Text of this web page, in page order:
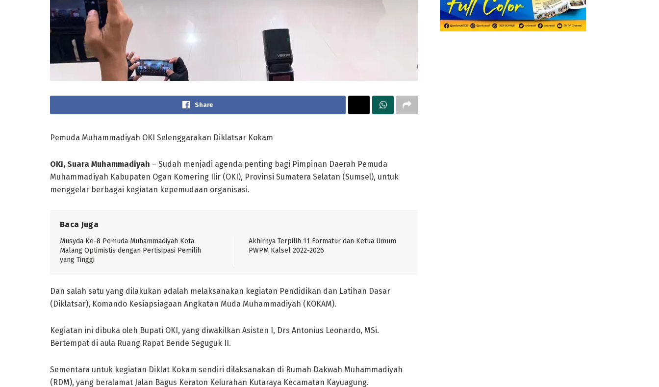
Share
Pemuda Muhammadiyah OKI Selenggarakan Diklatsar Kokam
OKI, Suara Muhammadiyah – Sudah menjadi agenda penting bagi Pimpinan Daerah Pemuda
Muhammadiyah Kabupaten Ogan Komering Ilir (OKI), Provinsi Sumatera Selatan (Sumsel), untuk
menggelar berbagai kegiatan kepemudaan organisasi.
Baca Juga
Musyda Ke-8 Pemuda Muhammadiyah Kota
Malang Optimistis dengan Pertisipasi Pemilih
yang Tinggi
Akhirnya Terpilih 11 Formatur dan Ketua Umum
PWPM Kalsel 2022-2026
Dan salah satu yang dilakukan adalah melaksanakan kegiatan Pendidikan dan Latihan Dasar
(Diklatsar), Komando Kesiapsiagaan Angkatan Muda Muhammadiyah (KOKAM).
Kegiatan ini dibuka oleh Bupati OKI, yang diwakilkan Asisten I, Drs Antonius Leonardo, MSi.
Bertempat di aula Ruang Rapat Bende Seguguk II.
Sementara untuk kegiatan Diklat Kokam sendiri dilaksanakan di Rumah Dakwah Muhammadiyah
(RDM), yang beralamat Jalan Bagus Keraton Kelurahan Kutaraya Kecamatan Kayuagung.